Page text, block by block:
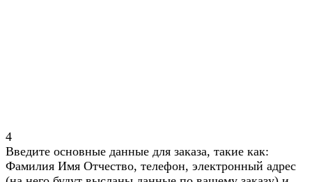
4
Введите основные данные для заказа, такие как:
Фамилия Имя Отчество, телефон, электронный адрес